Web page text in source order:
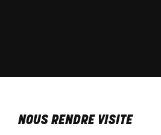
NOUS RENDRE VISITE